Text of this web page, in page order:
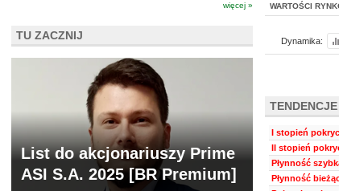
WARTOŚCI
Dynamika:
I stopień
II stopień
Płynność
Płynność
więcej »
TU ZACZNIJ
List do akcjonariuszy Prime
ASI S.A. 2025 [BR Premium]